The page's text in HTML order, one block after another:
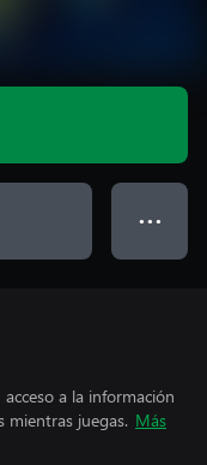
● ● ●
a la información
mientras juegas. Más